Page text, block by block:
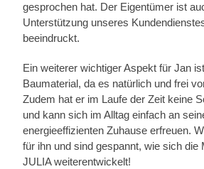
gesprochen hat. Der Eigentümer ist
Unterstützung unseres
beeindruckt.
Ein weiterer wichtiger Aspekt für Jan
Baumaterial, da es natürlich und frei
Zudem hat er im Laufe der Zeit keine
und kann sich im Alltag einfach an
energieeffizienten Zuhause erfreuen.
für ihn und sind gespannt, wie sich die
JULIA weiterentwickelt!